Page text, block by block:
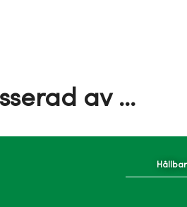
av ...